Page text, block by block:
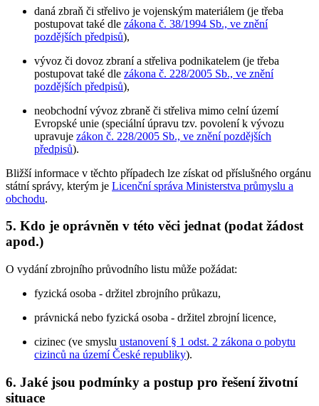
daná zbraň či střelivo je vojenským materiálem (je třeba
postupovat také dle zákona č. 38/1994 Sb., ve znění
pozdějších předpisů),
vývoz či dovoz zbraní a střeliva podnikatelem (je třeba
postupovat také dle zákona č. 228/2005 Sb., ve znění
pozdějších předpisů),
neobchodní vývoz zbraně či střeliva mimo celní území
Evropské unie (speciální úpravu tzv. povolení k vývozu
upravuje zákon č. 228/2005 Sb., ve znění pozdějších
předpisů).
Bližší informace v těchto případech lze získat od příslušného orgánu
státní správy, kterým je Licenční správa Ministerstva průmyslu a
obchodu.
5. Kdo je oprávněn v této věci jednat (podat žádost
apod.)
O vydání zbrojního průvodního listu může požádat:
fyzická osoba - držitel zbrojního průkazu,
právnická nebo fyzická osoba - držitel zbrojní licence,
cizinec (ve smyslu ustanovení § 1 odst. 2 zákona o pobytu
cizinců na území České republiky).
6. Jaké jsou podmínky a postup pro řešení životní
situace